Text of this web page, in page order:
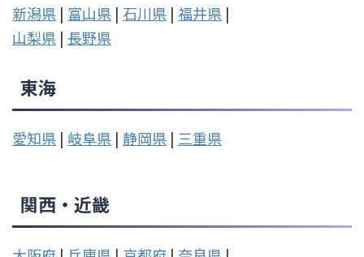
新潟県 | 富山県 | 石川県 | 福井県 |
山梨県 | 長野県
東海
愛知県 | 岐阜県 | 静岡県 | 三重県
関西・近畿